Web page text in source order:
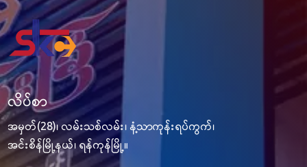
လိပ်စာ
အမှတ်(28)၊ လမ်းသစ်လမ်း၊ နံ့သာကုန်းရပ်ကွက်၊
အင်းစိန်မြို့နယ်၊ ရန်ကုန်မြို့။